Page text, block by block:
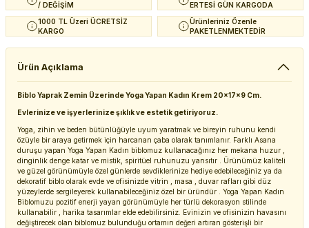
/ DEĞİŞİM
ERTESİ GÜN KARGODA
1000 TL Üzeri ÜCRETSİZ
KARGO
Ürünleriniz Özenle
PAKETLENMEKTEDİR
Ürün Açıklama
Biblo Yaprak Zemin Üzerinde Yoga Yapan Kadın Krem 20x17x9 Cm.
Evlerinize ve işyerlerinize şıklık ve estetik getiriyoruz.
Yoga, zihin ve beden bütünlüğüyle uyum yaratmak ve bireyin ruhunu kendi
özüyle bir araya getirmek için harcanan çaba olarak tanımlanır. Farklı Asana
duruşu yapan Yoga Yapan Kadın biblomuz kullanacağınız her mekana huzur ,
dinginlik denge katar ve mistik, spiritüel ruhunuzu yansıtır . Ürünümüz kaliteli
ve güzel görünümüyle özel günlerde sevdiklerinize hediye edebileceğiniz ya da
dekoratif biblo olarak evde ve ofisinizde vitrin , masa , duvar rafları gibi düz
yüzeylerde sergileyerek kullanabileceğiniz özel bir üründür . Yoga Yapan Kadın
Biblomuzu pozitif enerji yayan görünümüyle her türlü dekorasyon stilinde
kullanabilir , harika tasarımlar elde edebilirsiniz. Evinizin ve ofisinizin havasını
değiştirecek olan biblomuz bulunduğu ortamın değeri artıran gösterişli bir